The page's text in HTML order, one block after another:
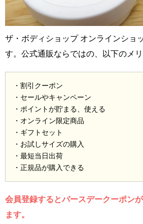
ザ・ボディショップ オンラインショ
す。公式通販ならではの、以下のメリ
・割引クーポン
・セールやキャンペーン
・ポイントが貯まる、使える
・オンライン限定商品
・ギフトセット
・お試しサイズの購入
・最短当日出荷
・正規品が購入できる
会員登録するとバースデークーポン
ます。